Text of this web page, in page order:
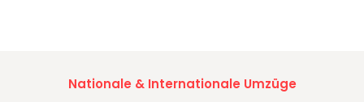
Nationale & Internationale Umzüge